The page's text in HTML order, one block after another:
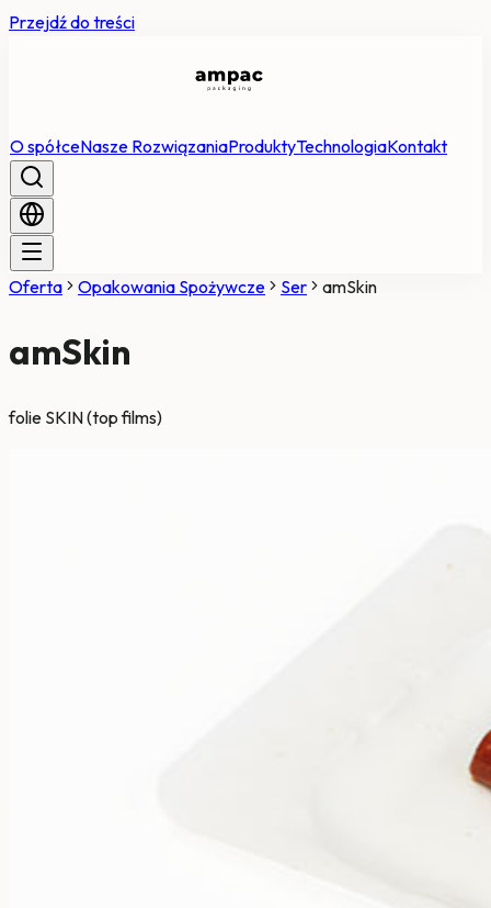
Przejdź do treści
O spółceNasze RozwiązaniaProduktyTechnologiaKontakt
Oferta Opakowania Spożywcze Ser amSkin
amSkin
folie SKIN (top films)